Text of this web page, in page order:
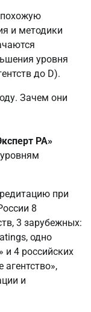
похожую
и методики
уровня
до D).
РА»
при
8
3 зарубежных:
одно
4 российских
агентство»,
и